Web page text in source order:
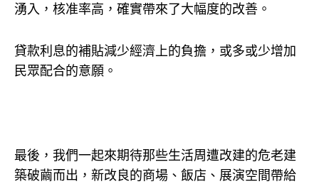
湧入，核准率高，確實帶來了大幅度的改善。
貸款利息的補貼減少經濟上的負擔，或多或少增加
民眾配合的意願。
最後，我們一起來期待那些生活周遭改建的危老建
築破繭而出，新改良的商場、飯店、展演空間帶給